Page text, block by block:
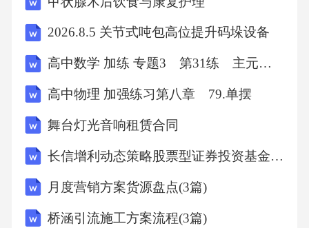
拟系统提示“某位年轻患者是单亲父亲，两个孩
子需要抚养”时，他的决策转向了“效用最大化”
是层次化设计的价值所在。2场景设计的三维框
架：真实性、层次性与交互性2.3交互性：从“被
动观察”到“主动建构”虚拟场景的交互性体现在
两方面：一是“环境交互”，学生可自由选择沟通
序（如先查体或先看化验单），不同选择会触
发不同的情境发展（如患者因突然得知病情情
2026.8.5 关节式吨包高位提升码垛设备
高中数学 加练 专题3 第31练 主元变换
高中物理 加强练习第八章 79.单摆
舞台灯光音响租赁合同
长信增利动态策略股票型证券投资基金基金合同
月度营销方案货源盘点(3篇)
桥涵引流施工方案流程(3篇)